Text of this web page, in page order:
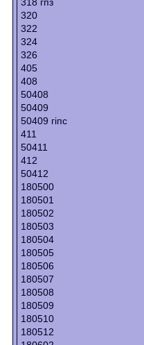
320
322
324
326
405
408
50408
50409
50409 гіпс
411
50411
412
50412
180500
180501
180502
180503
180504
180505
180506
180507
180508
180509
180510
180512